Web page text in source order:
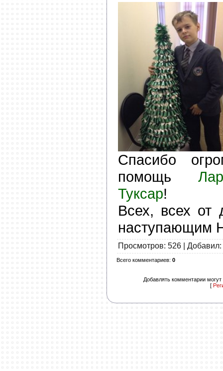
Спасибо
помощь
Туксар!
Всех, всех от
наступающим
Просмотров: 526 | Добавил:
Всего комментариев: 0
Добавлять комментарии могут
[